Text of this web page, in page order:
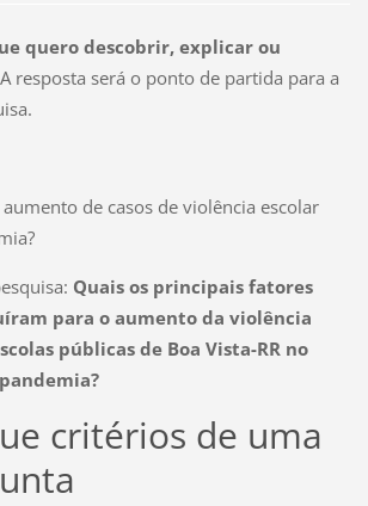
quero descobrir, explicar ou
resposta será o ponto de partida para a
de casos de violência escolar
Quais os principais fatores
para o aumento da violência
públicas de Boa Vista-RR no
critérios de uma